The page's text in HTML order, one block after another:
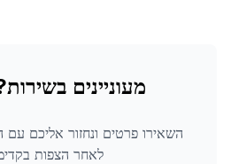
מעוניינים
השאירו פרטים ונחזור אליכם
לאחר הצפות